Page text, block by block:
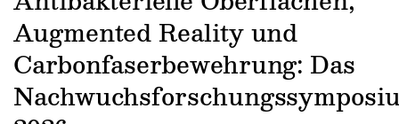
Vorbereitung
Checkliste zum
Studien- und
Studieren in
Lebenslagen
Career Service
Lehren,
Weiterbilden im
Formulare und
FIS -
Prototyping und
Gründung und
Kontakt &
Gremien und
Informatik/
Landbau/
Angebote für Unternehmen
Kontakt und Anfahrt
Augmented Reality und
Carbonfaserbewehrung: Das